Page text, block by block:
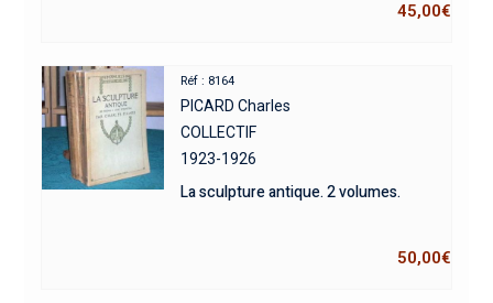
45,00€
Réf : 8164
PICARD Charles
COLLECTIF
1923-1926
La sculpture antique. 2 volumes.
50,00€